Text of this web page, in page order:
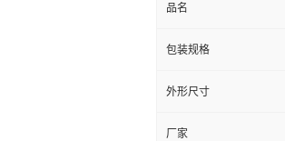
品名
包装规格
外形尺寸
厂家